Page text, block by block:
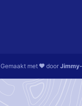
Gemaakt met door